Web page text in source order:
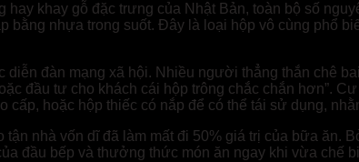
khay gỗ đặc trưng của Nhật Bản, toàn bộ số
bằng nhựa trong suốt. Đây là loại hộp vô cùng phổ
đàn mạng xã hội. Nhiều người thẳng thắn chê
đầu tư cho khách cái hộp trông chắc chắn hơn”.
hoặc hộp thiếc có nắp để có thể tái sử dụng,
nhà vốn dĩ đã làm mất đi 50% giá trị của bữa ăn.
đầu bếp và thưởng thức món ăn ngay khi vừa chế